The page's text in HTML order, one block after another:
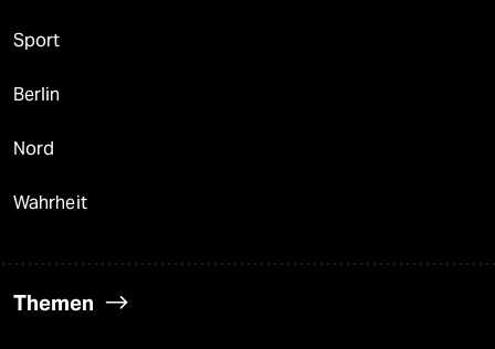
Sport
Berlin
Nord
Wahrheit
Themen